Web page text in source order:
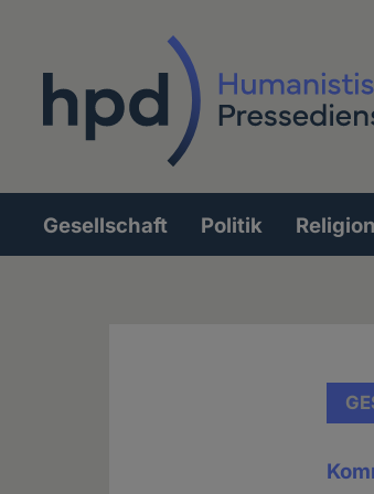
Hauptnavigation
Gesellschaft Politik